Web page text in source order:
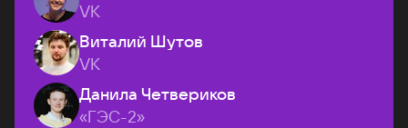
VK
Виталий Шутов
VK
Данила Четвериков
«ГЭС-2»